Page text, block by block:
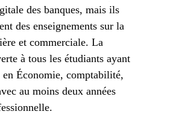
des banques, mais ils
des enseignements sur la
et commerciale. La
à tous les étudiants ayant
Économie, comptabilité,
au moins deux années